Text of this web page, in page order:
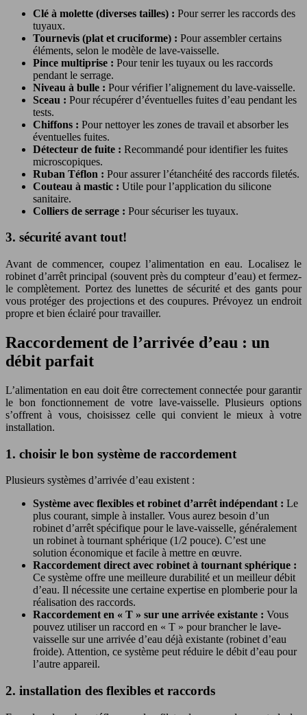
Clé à molette (diverses tailles) : Pour serrer les raccords des
tuyaux.
Tournevis (plat et cruciforme) : Pour assembler certains
éléments, selon le modèle de lave-vaisselle.
Pince multiprise : Pour tenir les tuyaux ou les raccords
pendant le serrage.
Niveau à bulle : Pour vérifier l’alignement du lave-vaisselle.
Sceau : Pour récupérer d’éventuelles fuites d’eau pendant les
tests.
Chiffons : Pour nettoyer les zones de travail et absorber les
éventuelles fuites.
Détecteur de fuite : Recommandé pour identifier les fuites
microscopiques.
Ruban Téflon : Pour assurer l’étanchéité des raccords filetés.
Couteau à mastic : Utile pour l’application du silicone
sanitaire.
Colliers de serrage : Pour sécuriser les tuyaux.
3. sécurité avant tout!
Avant de commencer, coupez l’alimentation en eau. Localisez le
robinet d’arrêt principal (souvent près du compteur d’eau) et fermez-
le complètement. Portez des lunettes de sécurité et des gants pour
vous protéger des projections et des coupures. Prévoyez un endroit
propre et bien éclairé pour travailler.
Raccordement de l’arrivée d’eau : un
débit parfait
L’alimentation en eau doit être correctement connectée pour garantir
le bon fonctionnement de votre lave-vaisselle. Plusieurs options
s’offrent à vous, choisissez celle qui convient le mieux à votre
installation.
1. choisir le bon système de raccordement
Plusieurs systèmes d’arrivée d’eau existent :
Système avec flexibles et robinet d’arrêt indépendant : Le
plus courant, simple à installer. Vous aurez besoin d’un
robinet d’arrêt spécifique pour le lave-vaisselle, généralement
un robinet à tournant sphérique (1/2 pouce). C’est une
solution économique et facile à mettre en œuvre.
Raccordement direct avec robinet à tournant sphérique :
Ce système offre une meilleure durabilité et un meilleur débit
d’eau. Il nécessite une certaine expertise en plomberie pour la
réalisation des raccords.
Raccordement en « T » sur une arrivée existante : Vous
pouvez utiliser un raccord en « T » pour brancher le lave-
vaisselle sur une arrivée d’eau déjà existante (robinet d’eau
froide). Attention, ce système peut réduire le débit d’eau pour
l’autre appareil.
2. installation des flexibles et raccords